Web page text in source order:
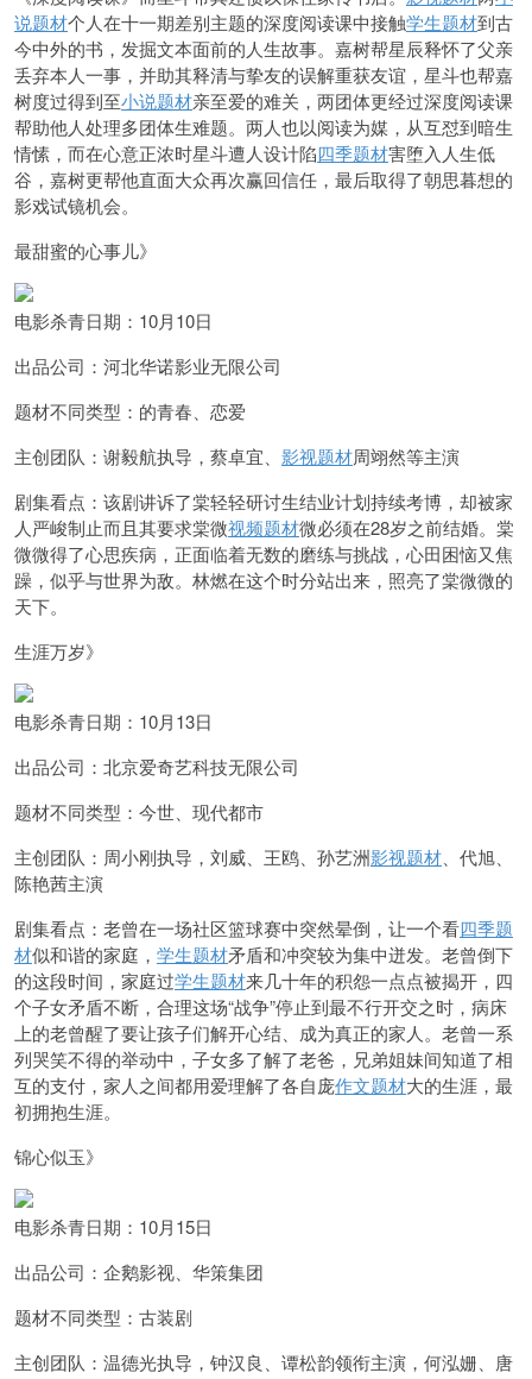
说题材个人在十一期差别主题的深度阅读课中接触学生题材到古
今中外的书，发掘文本面前的人生故事。嘉树帮星辰释怀了父亲
丢弃本人一事，并助其释清与挚友的误解重获友谊，星斗也帮嘉
树度过得到至小说题材亲至爱的难关，两团体更经过深度阅读课
帮助他人处理多团体生难题。两人也以阅读为媒，从互怼到暗生
情愫，而在心意正浓时星斗遭人设计陷四季题材害堕入人生低
谷，嘉树更帮他直面大众再次赢回信任，最后取得了朝思暮想的
影戏试镜机会。
最甜蜜的心事儿》
电影杀青日期：10月10日
出品公司：河北华诺影业无限公司
题材不同类型：的青春、恋爱
主创团队：谢毅航执导，蔡卓宜、 影视题材周翊然等主演
剧集看点：该剧讲诉了棠轻轻研讨生结业计划持续考博，却被家
人严峻制止而且其要求棠微视频题材微必须在28岁之前结婚。棠
微微得了心思疾病，正面临着无数的磨练与挑战，心田困恼又焦
躁，似乎与世界为敌。林燃在这个时分站出来，照亮了棠微微的
天下。
生涯万岁》
电影杀青日期：10月13日
出品公司：北京爱奇艺科技无限公司
题材不同类型：今世、现代都市
主创团队：周小刚执导，刘威、王鸥、孙艺洲影视题材 、代旭、
陈艳茜主演
剧集看点：老曾在一场社区篮球赛中突然晕倒，让一个看四季题
材似和谐的家庭， 学生题材矛盾和冲突较为集中迸发。老曾倒下
的这段时间，家庭过学生题材来几十年的积怨一点点被揭开，四
个子女矛盾不断，合理这场“战争”停止到最不行开交之时，病床
上的老曾醒了要让孩子们解开心结、成为真正的家人。老曾一系
列哭笑不得的举动中，子女多了解了老爸，兄弟姐妹间知道了相
互的支付，家人之间都用爱理解了各自庞作文题材大的生涯，最
初拥抱生涯。
锦心似玉》
电影杀青日期：10月15日
出品公司：企鹅影视、华策集团
题材不同类型：古装剧
主创团队：温德光执导，钟汉良、谭松韵领衔主演，何泓姗、唐